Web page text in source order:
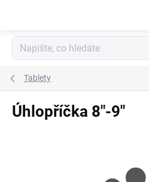
Tablety
Úhlopříčka 8"-9"